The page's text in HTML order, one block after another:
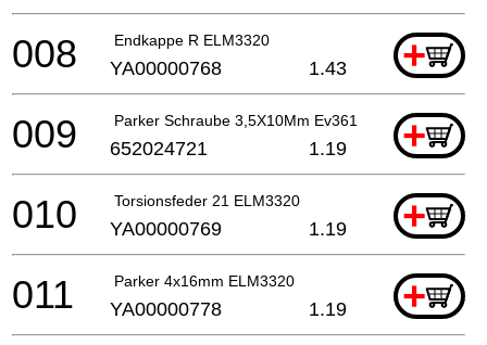
Endkappe R ELM3320 +
008 YA00000768 1.43
Parker Schraube 3,5X10Mm Ev3618 +
009 652024721 1.19
Torsionsfeder 21 ELM3320 +
010 YA00000769 1.19
Parker 4x16mm ELM3320 +
011 YA00000778 1.19